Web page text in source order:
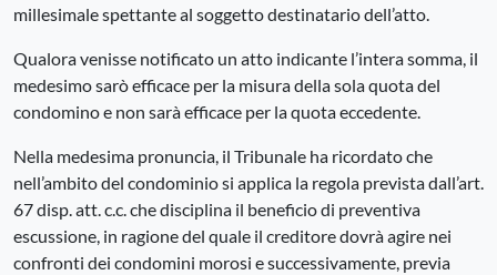
millesimale spettante al soggetto destinatario dell’atto.
Qualora venisse notificato un atto indicante l’intera somma, il
medesimo sarò efficace per la misura della sola quota del
condomino e non sarà efficace per la quota eccedente.
Nella medesima pronuncia, il Tribunale ha ricordato che
nell’ambito del condominio si applica la regola prevista dall’art.
67 disp. att. c.c. che disciplina il beneficio di preventiva
escussione, in ragione del quale il creditore dovrà agire nei
confronti dei condomini morosi e successivamente, previa